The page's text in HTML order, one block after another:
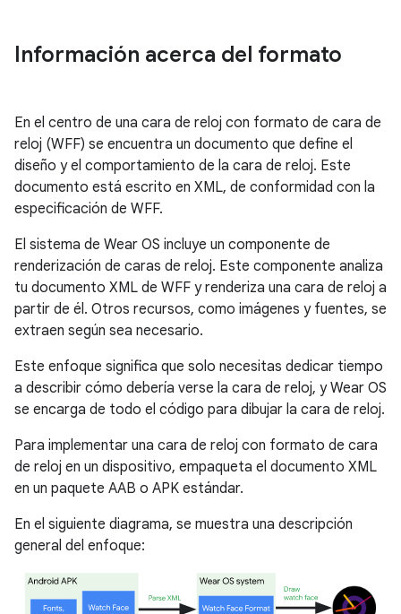
Información acerca del formato
En el centro de una cara de reloj con formato de cara de
reloj (WFF) se encuentra un documento que define el
diseño y el comportamiento de la cara de reloj. Este
documento está escrito en XML, de conformidad con la
especificación de WFF.
El sistema de Wear OS incluye un componente de
renderización de caras de reloj. Este componente analiza
tu documento XML de WFF y renderiza una cara de reloj a
partir de él. Otros recursos, como imágenes y fuentes, se
extraen según sea necesario.
Este enfoque significa que solo necesitas dedicar tiempo
a describir cómo debería verse la cara de reloj, y Wear OS
se encarga de todo el código para dibujar la cara de reloj.
Para implementar una cara de reloj con formato de cara
de reloj en un dispositivo, empaqueta el documento XML
en un paquete AAB o APK estándar.
En el siguiente diagrama, se muestra una descripción
general del enfoque: